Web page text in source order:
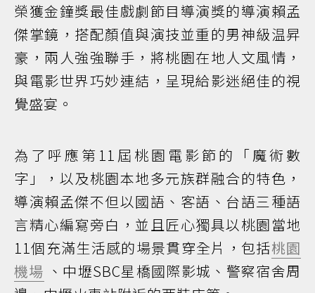
榮獲金鐘獎最佳戲劇節目導演獎的導演賴孟
傑掌鏡，搭配顏值與演技並重的男神級温昇
豪，兩人強強聯手，將桃園在地人文風情，
與電影世界巧妙連結，呈現給影迷絕佳的視
覺盛宴。
為了呼應第11屆桃園電影節的「魔術數
字」，以及桃園本地多元族群融合的特色，
導演賴孟傑不但以國語、客語、台語三種語
言精心編寫旁白，並且匠心獨具以桃園當地
11個充滿生活感的場景貫穿全片，包括桃園
機場 、中壢SBC星橋國際影城、警察宿舍周